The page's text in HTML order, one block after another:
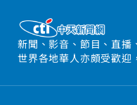
新聞、影音、節目、直播
世界各地華人亦頗受歡迎